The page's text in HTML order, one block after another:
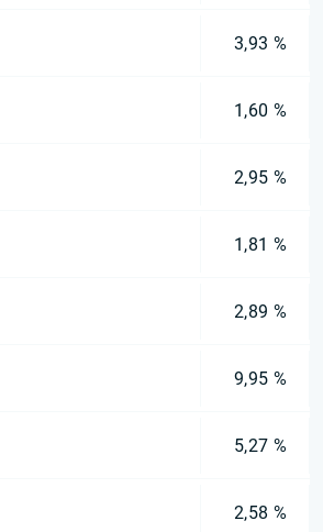
3,93 %
1,60 %
2,95 %
1,81 %
2,89 %
9,95 %
5,27 %
2,58 %